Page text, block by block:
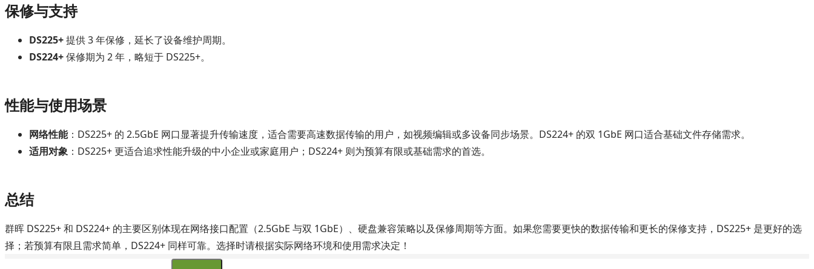
保修与支持
DS225+提供 3 年保修，延长了设备维护周期。
DS224+保修期为 2 年，略短于 DS225+。
性能与使用场景
网络性能：DS225+ 的 2.5GbE 网口显著提升传输速度，适合需要高速数据传输的用户，如视频编辑或多设备同步场景。DS224+ 的双 1GbE 网口适合基础文件存储需求。
适用对象 ：DS225+ 更适合追求性能升级的中小企业或家庭用户；DS224+ 则为预算有限或基础需求的首选。
总结
群晖 DS225+ 和 DS224+ 的主要区别体现在网络接口配置（2.5GbE 与双 1GbE）、硬盘兼容策略以及保修周期等方面。如果您需要更快的数据传输和更长的保修支持，DS225+ 是更好的选
择；若预算有限且需求简单，DS224+ 同样可靠。选择时请根据实际网络环境和使用需求决定！